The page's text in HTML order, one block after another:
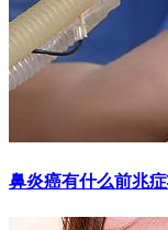
鼻炎癌有什么前兆